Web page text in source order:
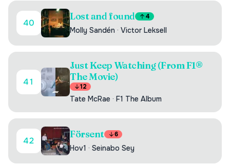
40
Lost and found 4
Molly Sandén · Victor Leksell
41
Just Keep Watching (From F1®
The Movie)
12
Tate McRae · F1 The Album
42
Försent 6
Hov1 · Seinabo Sey